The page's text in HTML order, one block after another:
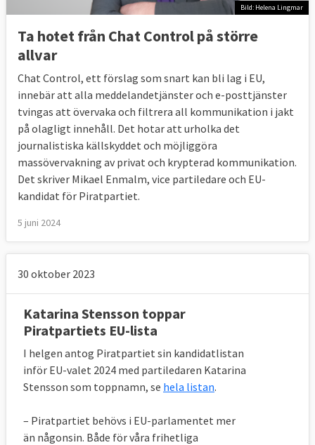
Bild: Helena Lingmar
Ta hotet från Chat Control på större
allvar
Chat Control, ett förslag som snart kan bli lag i EU,
innebär att alla meddelandetjänster och e-posttjänster
tvingas att övervaka och filtrera all kommunikation i jakt
på olagligt innehåll. Det hotar att urholka det
journalistiska källskyddet och möjliggöra
massövervakning av privat och krypterad kommunikation.
Det skriver Mikael Enmalm, vice partiledare och EU-
kandidat för Piratpartiet.
5 juni 2024
30 oktober 2023
Katarina Stensson toppar
Piratpartiets EU-lista
I helgen antog Piratpartiet sin kandidatlistan
inför EU-valet 2024 med partiledaren Katarina
Stensson som toppnamn, se hela listan.
– Piratpartiet behövs i EU-parlamentet mer
än någonsin. Både för våra frihetliga